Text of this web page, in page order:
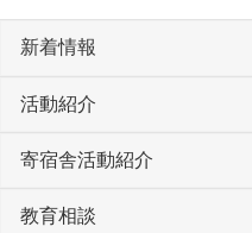
新着情報
活動紹介
寄宿舎活動紹介
教育相談